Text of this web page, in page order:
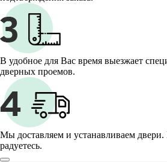
В удобное для Вас время выезжает
дверных проемов.
Мы доставляем и устанавливаем двери.
радуетесь.